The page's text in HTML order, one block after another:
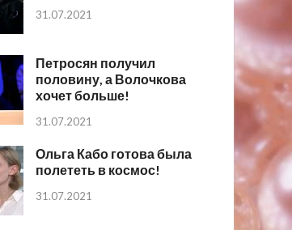
31.07.2021
Петросян получил
половину, а Волочкова
хочет больше!
31.07.2021
Ольга Кабо готова была
полететь в космос!
31.07.2021